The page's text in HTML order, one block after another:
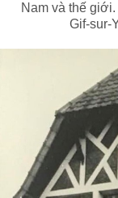
Nam và thế
Gif-sur-